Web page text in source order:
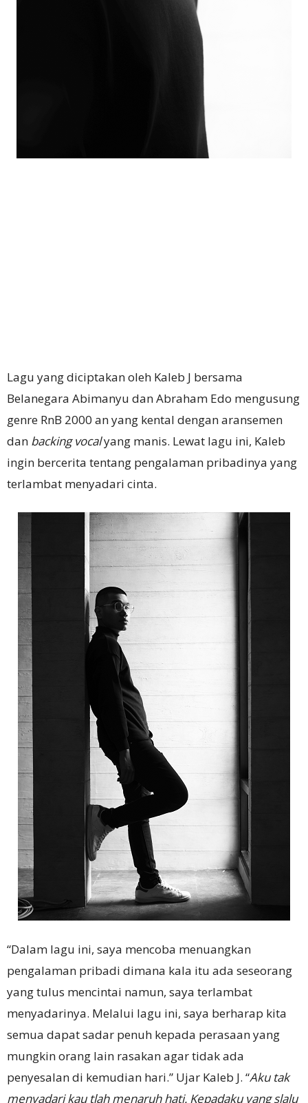
Lagu yang diciptakan oleh Kaleb J bersama
Belanegara Abimanyu dan Abraham Edo mengusung
genre RnB 2000 an yang kental dengan aransemen
dan backing vocalyang manis. Lewat lagu ini, Kaleb
ingin bercerita tentang pengalaman pribadinya yang
terlambat menyadari cinta.
“Dalam lagu ini, saya mencoba menuangkan
pengalaman pribadi dimana kala itu ada seseorang
yang tulus mencintai namun, saya terlambat
menyadarinya. Melalui lagu ini, saya berharap kita
semua dapat sadar penuh kepada perasaan yang
mungkin orang lain rasakan agar tidak ada
penyesalan di kemudian hari.” Ujar Kaleb J. “Aku tak
menyadari kau tlah menaruh hati. Kepadaku yang slalu